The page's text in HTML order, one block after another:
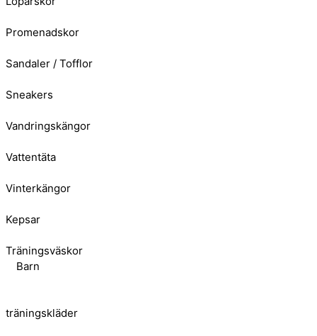
Promenadskor
Sandaler / Tofflor
Sneakers
Vandringskängor
Vattentäta
Vinterkängor
Kepsar
Träningsväskor
Barn
träningskläder